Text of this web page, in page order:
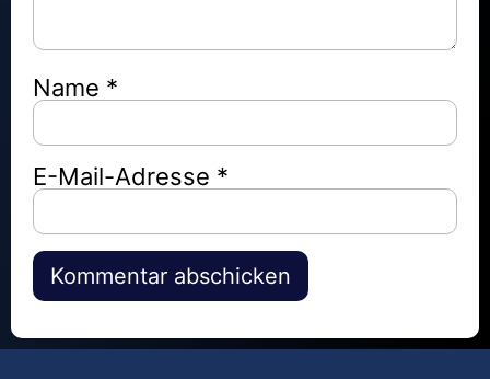
Name *
E-Mail-Adresse *
Alternative: